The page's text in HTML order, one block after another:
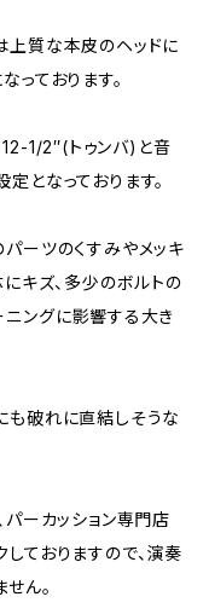
上質な本皮のヘッドに
っております。
1/2″(トゥンバ)と音
となっております。
ーツのくすみやメッキ
キズ、多少のボルトの
ニングに影響する大き
も破れに直結しそうな
パーカッション専門店
ておりますので、演奏
ん。